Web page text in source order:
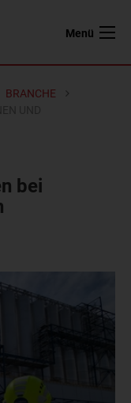
Menü
BRANCHE
bei